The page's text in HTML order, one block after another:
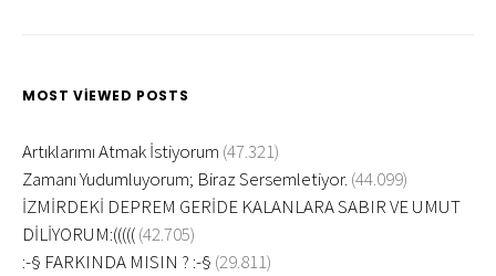
MOST VIEWED POSTS
Artıklarımı Atmak İstiyorum (47.321)
Zamanı Yudumluyorum; Biraz Sersemletiyor. (44.099)
İZMİRDEKİ DEPREM GERİDE KALANLARA SABIR VE UMUT
DİLİYORUM:((((((42.705)
:-§ FARKINDA MISIN ? :-§ (29.811)